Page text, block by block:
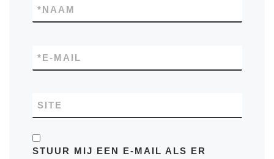
NAAM
*
E-MAIL
*
SITE
STUUR MIJ EEN E-MAIL ALS ER